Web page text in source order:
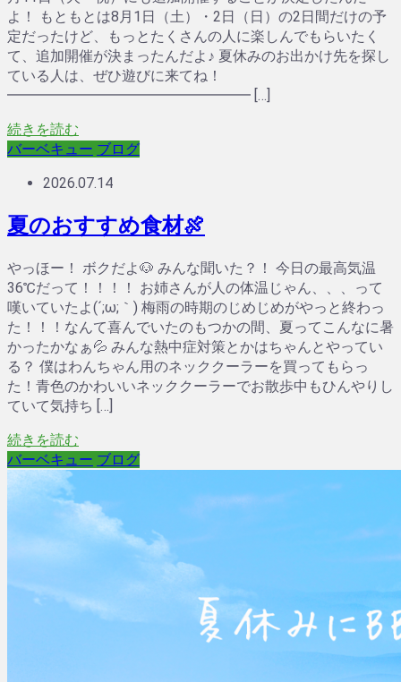
よ！ もともとは8月1日（土）・2日（日）の2日間だけの予
定だったけど、もっとたくさんの人に楽しんでもらいたく
て、追加開催が決まったんだよ♪ 夏休みのお出かけ先を探し
ている人は、ぜひ遊びに来てね！
━━━━━━━━━━━━━━━━━ […]
続きを読む
バーベキュー ブログ
2026.07.14
夏のおすすめ食材🍖
やっほー！ ボクだよ🐶 みんな聞いた？！ 今日の最高気温
36℃だって！！！！ お姉さんが人の体温じゃん、、、って
嘆いていたよ(´;ω;｀) 梅雨の時期のじめじめがやっと終わっ
た！！！なんて喜んでいたのもつかの間、夏ってこんなに暑
かったかなぁ💦 みんな熱中症対策とかはちゃんとやってい
る？ 僕はわんちゃん用のネッククーラーを買ってもらっ
た！青色のかわいいネッククーラーでお散歩中もひんやりし
ていて気持ち […]
続きを読む
バーベキュー ブログ